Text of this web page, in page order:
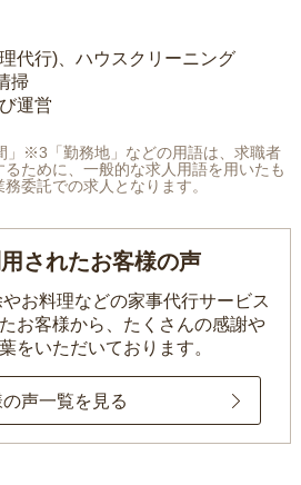
代行)、ハウスクリーニング
掃
運営
※3「勤務地」などの用語は、求職者
ために、一般的な求人用語を用いたも
委託での求人となります。
されたお客様の声
お料理などの家事代行サービス
お客様から、 たくさんの感謝や
をいただいております。
声一覧を見る